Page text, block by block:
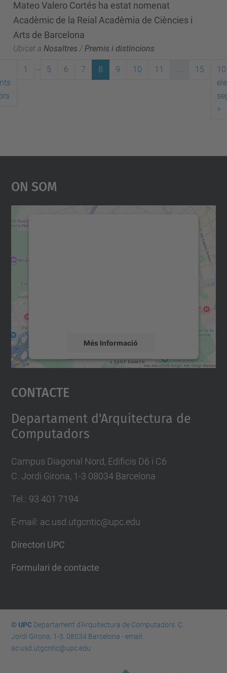
Mateo Valero Cortés ha estat nomenat
Acadèmic de la Reial Acadèmia de Ciències i
Arts de Barcelona
Ubicat a Nosaltres /Premis i distincions
1 5 6 7 8 9 10 11 ... 15
10
>
On Som
Més Informació
Accepta
powered by
Contacte
Departament d'Arquitectura de
Computadors
Campus Diagonal Nord, Edificis D6 i C6
C. Jordi Girona, 1-3 08034 Barcelona
Tel.: 93 401 7194
E-mail: ac.usd.utgcntic@upc.edu
Directori UPC
Formulari de contacte
© UPCDepartament d'Arquitectura de Computadors. C.
Jordi Girona, 1-3. 08034 Barcelona - email:
ac.usd.utgcntic@upc.edu